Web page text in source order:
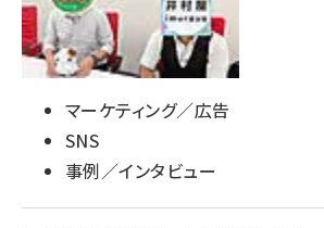
マーケティング／広告
SNS
事例／インタビュー